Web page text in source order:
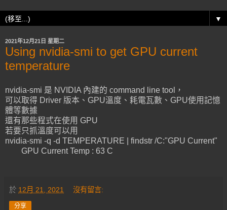
▼
2021年12月21日 星期二
Using nvidia-smi to get GPU current
temperature
nvidia-smi 是 NVIDIA 內建的 command line tool，
可以取得 Driver 版本、GPU溫度、耗電瓦數、GPU使用記憶
體等數據
還有那些程式在使用 GPU
若要只抓溫度可以用
nvidia-smi -q -d TEMPERATURE | findstr /C:"GPU Current"
GPU Current Temp : 63 C
於 12月 21, 2021 沒有留言:
分享